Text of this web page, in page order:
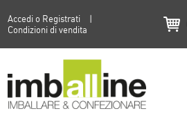
Accedi o Registrati
|
Condizioni di vendita